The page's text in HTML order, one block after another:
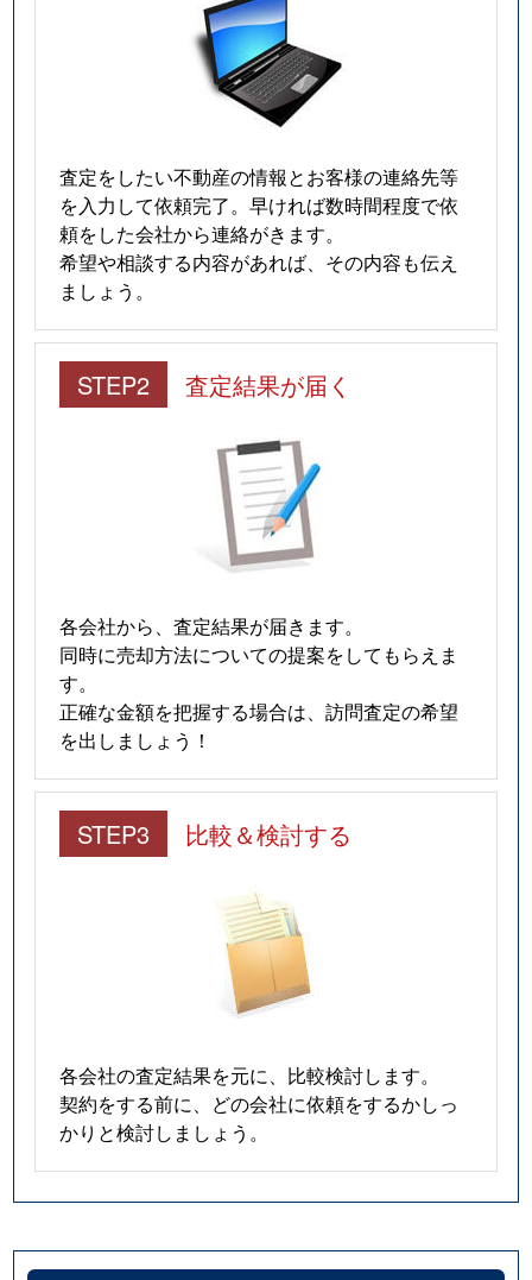
査定をしたい不動産の情報とお客様の連絡先等
を入力して依頼完了。早ければ数時間程度で依
頼をした会社から連絡がきます。
希望や相談する内容があれば、その内容も伝え
ましょう。
STEP2 査定結果が届く
各会社から、査定結果が届きます。
同時に売却方法についての提案をしてもらえま
す。
正確な金額を把握する場合は、訪問査定の希望
を出しましょう！
STEP3 比較＆検討する
各会社の査定結果を元に、比較検討します。
契約をする前に、どの会社に依頼をするかしっ
かりと検討しましょう。